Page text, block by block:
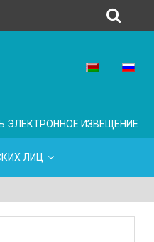
ЭЛЕКТРОННОЕ ИЗВЕЩЕНИЕ
ЛИЦ